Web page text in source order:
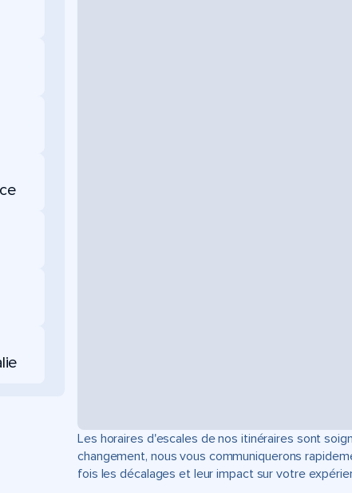
Les horaires d'escales de nos itinéraires sont
changement, nous vous communiquerons
fois les décalages et leur impact sur votre